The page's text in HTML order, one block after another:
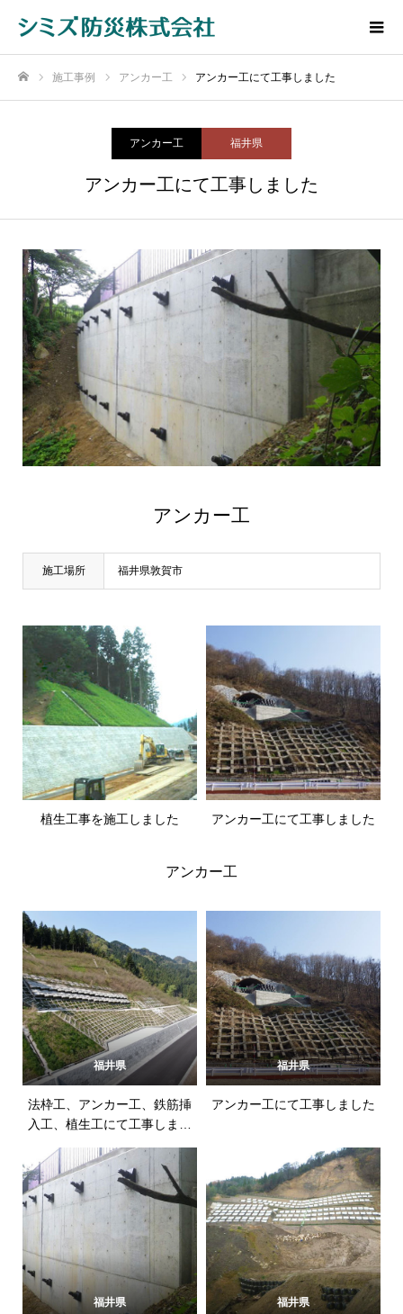
施工事例 アンカー工 アンカー工にて工事しました
アンカー工 福井県
アンカー工にて工事しました
アンカー工
施工場所 福井県敦賀市
植生工事を施工しました アンカー工にて工事しました
アンカー工
福井県
法枠工、アンカー工、鉄筋挿
入工、植生工にて工事しまし
た
福井県
アンカー工にて工事しました
福井県 福井県